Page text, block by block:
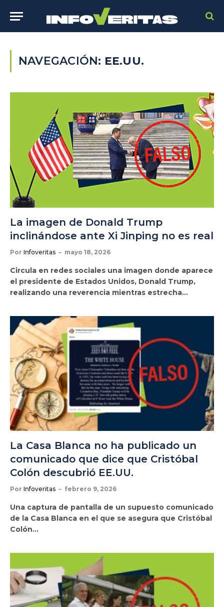
NAVEGACIÓN: EE.UU.
La imagen de Donald Trump
inclinándose ante Xi Jinping no es real
Por Infoveritas mayo 18, 2026
Circula en redes sociales una imagen donde aparece
el presidente de Estados Unidos, Donald Trump,
realizando una reverencia mientras estrecha…
La Casa Blanca no ha publicado un
comunicado que dice que Cristóbal
Colón descubrió EE.UU.
Por Infoveritas febrero 9, 2026
Una captura de pantalla de un supuesto comunicado
de la Casa Blanca en el que se asegura que Cristóbal
Colón…